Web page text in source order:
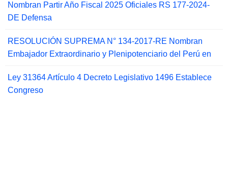
Nombran Partir Año Fiscal 2025 Oficiales RS 177-2024-
DE Defensa
RESOLUCIÓN SUPREMA N° 134-2017-RE Nombran
Embajador Extraordinario y Plenipotenciario del Perú en
Ley 31364 Artículo 4 Decreto Legislativo 1496 Establece
Congreso